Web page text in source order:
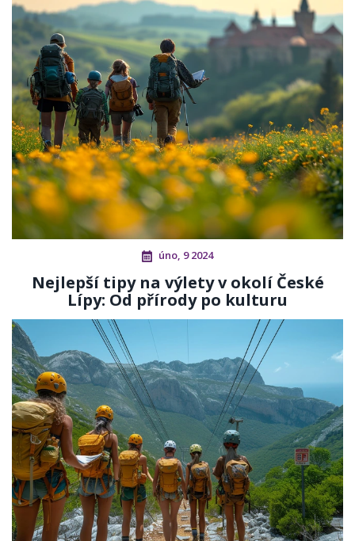
úno, 9 2024
Nejlepší tipy na výlety v okolí České
Lípy: Od přírody po kulturu